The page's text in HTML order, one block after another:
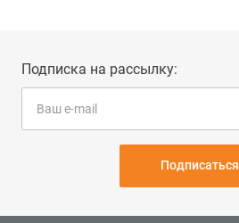
Подписка на рассылку:
Подписаться